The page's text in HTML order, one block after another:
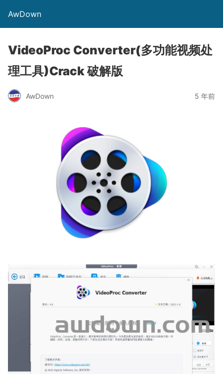
AwDown
VideoProc Converter(多功能视频处
理工具)Crack 破解版
AwDown 5 年前